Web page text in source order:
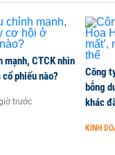
mạnh, CTCK nhìn
phiếu nào?
trước
Công
bỗng
khác
KINH